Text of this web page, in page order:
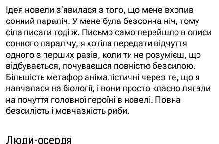
Ідея новели з’явилася з того, що мене вхопив
сонний параліч. У мене була безсонна ніч, тому
сіла писати тоді ж. Письмо само перейшло в описи
сонного паралічу, я хотіла передати відчуття
одного з перших разів, коли ти не розумієш, що
відбувається, почуваєшся повністю безсилою.
Більшість метафор анімалістичні через те, що я
навчалася на біології, і вони просто класно лягали
на почуття головної героїні в новелі. Повна
безсилість і мовчазність риби.
Люди-осердя